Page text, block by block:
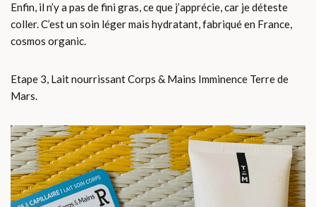
Enfin, il n’y a pas de fini gras, ce que j’apprécie, car je déteste
coller. C’est un soin léger mais hydratant, fabriqué en France,
cosmos organic.
Etape 3, Lait nourrissant Corps & Mains Imminence Terre de
Mars.